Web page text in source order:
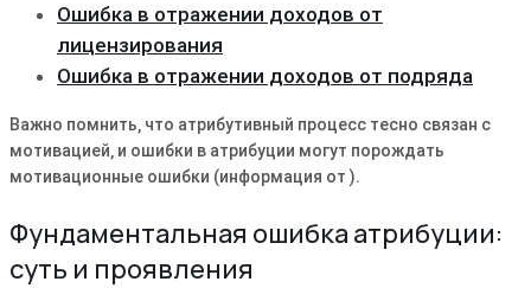
Ошибка в отражении доходов от
лицензирования
Ошибка в отражении доходов от подряда
Важно помнить‚ что атрибутивный процесс тесно связан с
мотивацией‚ и ошибки в атрибуции могут порождать
мотивационные ошибки (информация от ).
Фундаментальная ошибка атрибуции:
суть и проявления